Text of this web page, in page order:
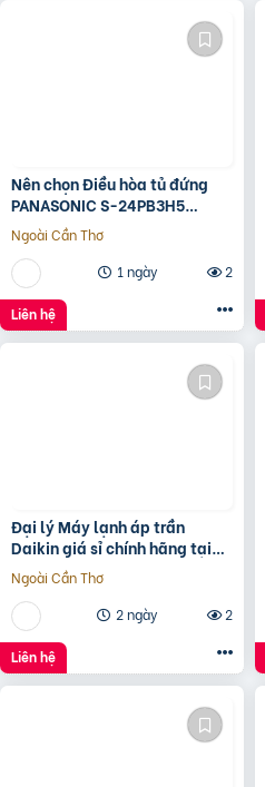
Nên chọn Điều hòa tủ đứng
PANASONIC S-24PB3H5
Inverter 3HP với giá rẻ nhất
và tốt nhất
Ngoài Cần Thơ
1 ngày
2
Liên hệ
Đại lý Máy lạnh áp trần
Daikin giá sỉ chính hãng tại
TP.HCM | Thiên Ngân Phát
Ngoài Cần Thơ
2 ngày
2
Liên hệ